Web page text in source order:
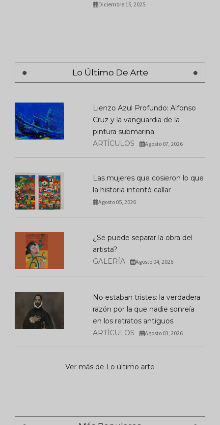
Diciembre 15, 2025
Lo Último De Arte
Lienzo Azul Profundo: Alfonso
Cruz y la vanguardia de la
pintura submarina
ARTÍCULOS
Agosto 07, 2026
Las mujeres que cosieron lo que
la historia intentó callar
Agosto 05, 2026
¿Se puede separar la obra del
artista?
GALERÍA
Agosto 04, 2026
No estaban tristes: la verdadera
razón por la que nadie sonreía
en los retratos antiguos
ARTÍCULOS
Agosto 03, 2026
Ver más de Lo último arte